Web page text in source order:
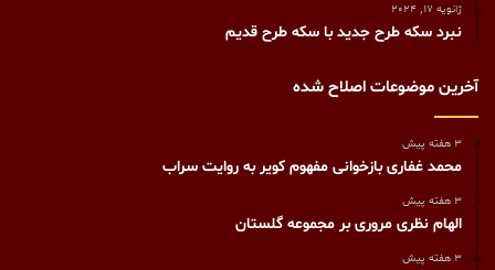
ژانویه 17, 2024
نبرد سکه طرح جدید با سکه طرح قدیم
آخرین موضوعات اصلاح شده
3 هفته پیش
محمد غفاری بازخوانی مفهوم کویر به روایت سراب
3 هفته پیش
الهام نظری مروری بر مجموعه گلستان
3 هفته پیش